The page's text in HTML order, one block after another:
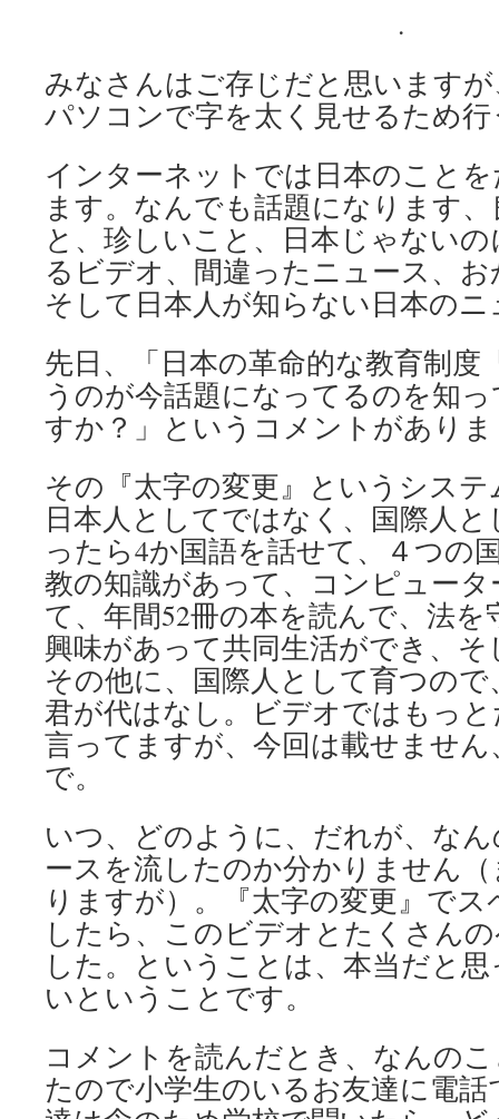
.
みなさんはご存じだと思います
パソコンで字を太く見せるため
インターネットでは日本のこと
ます。なんでも話題になります
と、珍しいこと、日本じゃない
るビデオ、間違ったニュース、
そして日本人が知らない日本の
先日、「日本の革命的な教育制度
うのが今話題になってるのを知
すか？」というコメントがあり
その『太字の変更』というシス
日本人としてではなく、国際人
ったら4か国語を話せて、４つの
教の知識があって、コンピュー
て、年間52冊の本を読んで、法
興味があって共同生活ができ、
その他に、国際人として育つの
君が代はなし。ビデオではもっ
言ってますが、今回は載せませ
で。
いつ、どのように、だれが、な
ースを流したのか分かりません
りますが）。『太字の変更』で
したら、このビデオとたくさん
した。ということは、本当だと
いということです。
コメントを読んだとき、なんの
たので小学生のいるお友達に電